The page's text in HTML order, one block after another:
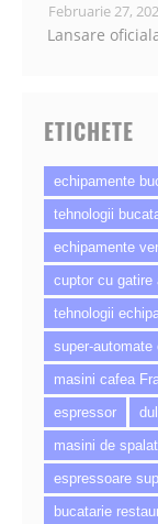
Februarie 27,
Lansare
ETICHETE
echipamente
tehnologii
echipamente
cuptor cu gatire
tehnologii
super-automate
masini cafea
espressor
masini de
espressoare
bucatarie